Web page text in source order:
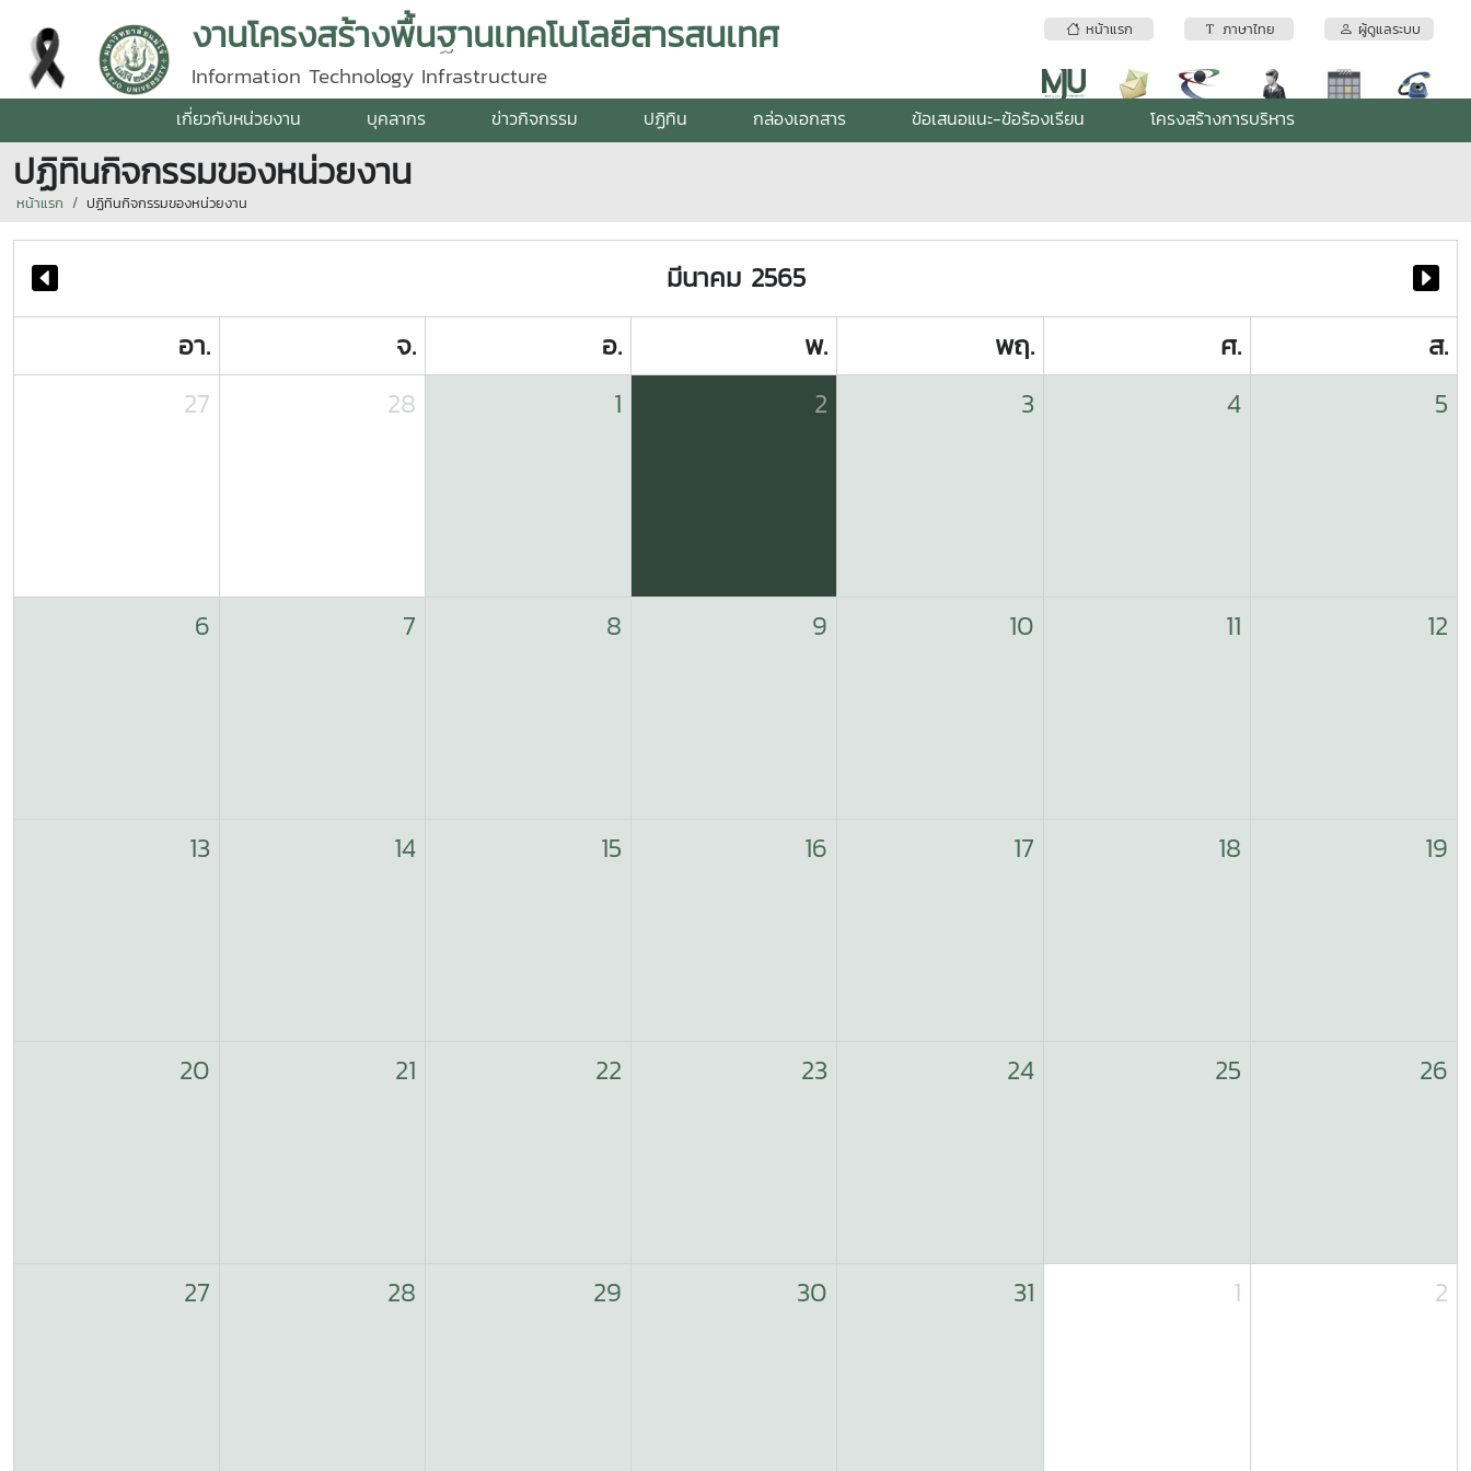
หน้าแรก ภาษาไทย ผู้ดูแลระบบ
งานโครงสร้างพื้นฐานเทคโนโลยีสารสนเทศ
Information Technology Infrastructure
เกี่ยวกับหน่วยงาน บุคลากร ข่าวกิจกรรม ปฏิทิน กล่องเอกสาร ข้อเสนอแนะ-ข้อร้องเรียน โครงสร้างการบริหาร
ปฏิทินกิจกรรมของหน่วยงาน
หน้าแรก ปฏิทินกิจกรรมของหน่วยงาน
มีนาคม 2565
อา.
จ. อ. พ. พฤ. ศ.
ส.
27
28 1 2 3 4 5
6 7 8 9 10 11 12
13 14 15 16 17 18 19
20 21 22 23 24 25 26
27 28 29 30 31 1 2